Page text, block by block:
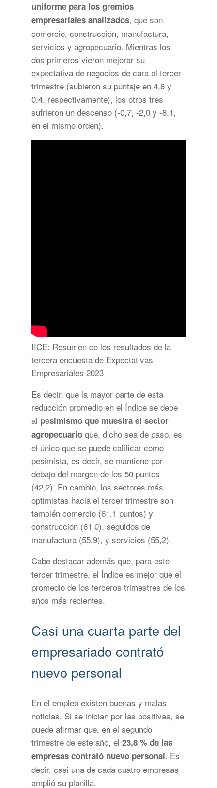
uniforme para los gremios
empresariales analizados, que son
comercio, construcción, manufactura,
servicios y agropecuario. Mientras los
dos primeros vieron mejorar su
expectativa de negocios de cara al tercer
trimestre (subieron su puntaje en 4,6 y
0,4, respectivamente), los otros tres
sufrieron un descenso (-0,7, -2,0 y -8,1,
en el mismo orden).
IICE: Resumen de los resultados de la
tercera encuesta de Expectativas
Empresariales 2023
Es decir, que la mayor parte de esta
reducción promedio en el Índice se debe
al pesimismo que muestra el sector
agropecuario que, dicho sea de paso, es
el único que se puede calificar como
pesimista, es decir, se mantiene por
debajo del margen de los 50 puntos
(42,2). En cambio, los sectores más
optimistas hacia el tercer trimestre son
también comercio (61,1 puntos) y
construcción (61,0), seguidos de
manufactura (55,9), y servicios (55,2).
Cabe destacar además que, para este
tercer trimestre, el Índice es mejor que el
promedio de los terceros trimestres de los
años más recientes.
Casi una cuarta parte del
empresariado contrató
nuevo personal
En el empleo existen buenas y malas
noticias. Si se inician por las positivas, se
puede afirmar que, en el segundo
trimestre de este año, el 23,8 % de las
empresas contrató nuevo personal. Es
decir, casi una de cada cuatro empresas
amplió su planilla.